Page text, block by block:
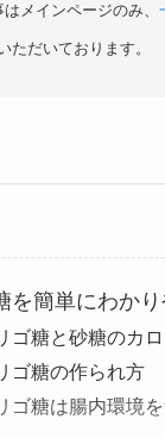
メインページのみ、
ただいております。
を簡単にわか
ゴ糖と砂糖のカ
ゴ糖の作られ方
ゴ糖は腸内環境